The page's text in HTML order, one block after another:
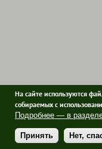
На сайте используются
собираемых с
Подробнее — в
Принять Нет,